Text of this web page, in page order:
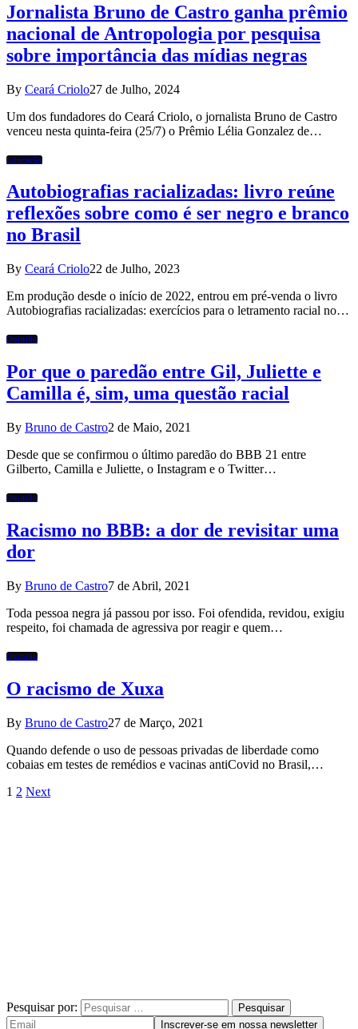
Jornalista Bruno de Castro ganha prêmio
nacional de Antropologia por pesquisa
sobre importância das mídias negras
By Ceará Criolo27 de Julho, 2024
Um dos fundadores do Ceará Criolo, o jornalista Bruno de Castro
venceu nesta quinta-feira (25/7) o Prêmio Lélia Gonzalez de…
Educação
Autobiografias racializadas: livro reúne
reflexões sobre como é ser negro e branco
no Brasil
By Ceará Criolo22 de Julho, 2023
Em produção desde o início de 2022, entrou em pré-venda o livro
Autobiografias racializadas: exercícios para o letramento racial no…
Opinião
Por que o paredão entre Gil, Juliette e
Camilla é, sim, uma questão racial
By Bruno de Castro2 de Maio, 2021
Desde que se confirmou o último paredão do BBB 21 entre
Gilberto, Camilla e Juliette, o Instagram e o Twitter…
Opinião
Racismo no BBB: a dor de revisitar uma
dor
By Bruno de Castro7 de Abril, 2021
Toda pessoa negra já passou por isso. Foi ofendida, revidou, exigiu
respeito, foi chamada de agressiva por reagir e quem…
Opinião
O racismo de Xuxa
By Bruno de Castro27 de Março, 2021
Quando defende o uso de pessoas privadas de liberdade como
cobaias em testes de remédios e vacinas antiCovid no Brasil,…
1 2 Next
Pesquisar por: